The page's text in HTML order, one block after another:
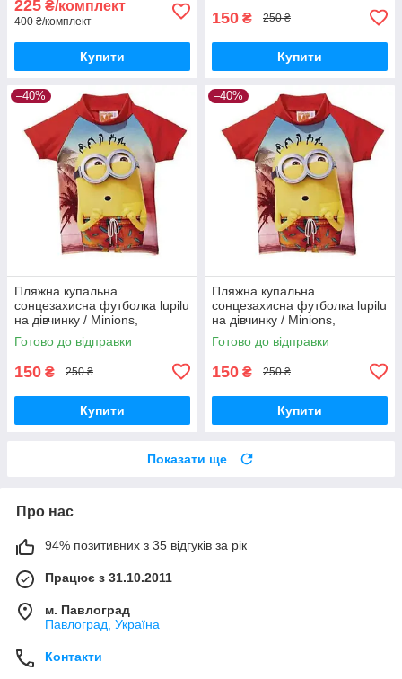
225 ₴/комплект
400 ₴/комплект
Купити
150 ₴ 250 ₴
Купити
–40%
Пляжна купальна
сонцезахисна футболка lupilu
на дівчинку / Minions,
посіпаки / р.86-92, 12-24 міс.
Готово до відправки
150 ₴ 250 ₴
Купити
–40%
Пляжна купальна
сонцезахисна футболка lupilu
на дівчинку / Minions,
посіпаки / р.74-80, 6-12 міс.
Готово до відправки
150 ₴ 250 ₴
Купити
Показати ще
Про нас
94% позитивних з 35 відгуків за рік
Працює з 31.10.2011
м. Павлоград
Павлоград, Україна
Контакти